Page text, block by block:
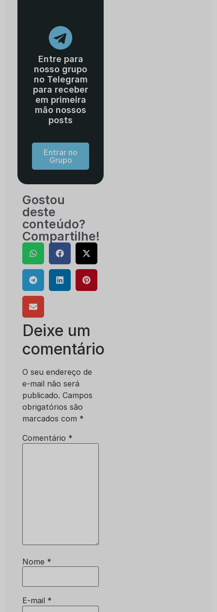
Entre para
nosso grupo
no Telegram
para receber
em primeira
mão nossos
posts
Entrar no
Grupo
Gostou
deste
conteúdo?
Compartilhe!
Deixe um
comentário
O seu endereço de
e-mail não será
publicado. Campos
obrigatórios são
marcados com *
Comentário *
Nome *
E-mail *